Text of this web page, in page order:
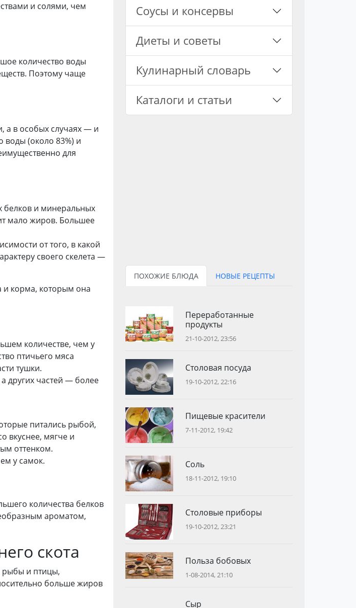
и солями, чем
количество воды
Поэтому чаще
а в особых случаях — и
(около 83%) и
для
и минеральных
мало жиров. Большее
от того, в какой
своего скелета —
и корма, которым она
количестве, чем у
птичьего мяса
тушки.
других частей — более
питались рыбой,
вкуснее, мягче и
оттенком.
у самок.
количества белков
ароматом,
скота
рыбы и птицы,
больше жиров
Соусы и консервы
Диеты и советы
Кулинарный словарь
Каталоги и статьи
ПОХОЖИЕ БЛЮДА НОВЫЕ РЕЦЕПТЫ
Переработанные
продукты
21-10-2012, 23:56
Столовая посуда
19-10-2012, 22:16
Пищевые красители
7-11-2012, 19:42
Соль
18-11-2012, 19:10
Столовые приборы
19-10-2012, 23:21
Польза бобовых
1-08-2014, 21:10
Сыр